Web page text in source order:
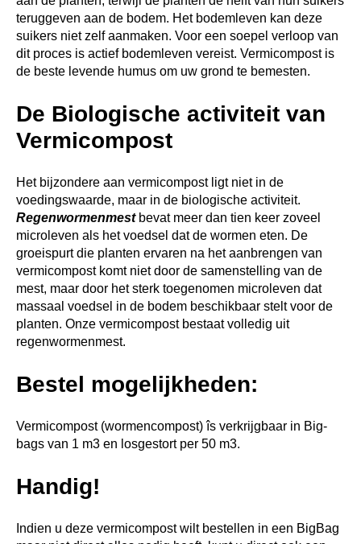
teruggeven aan de bodem. Het bodemleven kan deze
suikers niet zelf aanmaken. Voor een soepel verloop van
dit proces is actief bodemleven vereist. Vermicompost is
de beste levende humus om uw grond te bemesten.
De Biologische activiteit van
Vermicompost
Het bijzondere aan vermicompost ligt niet in de
voedingswaarde, maar in de biologische activiteit.
Regenwormenmestbevat meer dan tien keer zoveel
microleven als het voedsel dat de wormen eten. De
groeispurt die planten ervaren na het aanbrengen van
vermicompost komt niet door de samenstelling van de
mest, maar door het sterk toegenomen microleven dat
massaal voedsel in de bodem beschikbaar stelt voor de
planten. Onze vermicompost bestaat volledig uit
regenwormenmest.
Bestel mogelijkheden:
Vermicompost (wormencompost) îs verkrijgbaar in Big-
bags van 1 m3 en losgestort per 50 m3.
Handig!
Indien u deze vermicompost wilt bestellen in een BigBag